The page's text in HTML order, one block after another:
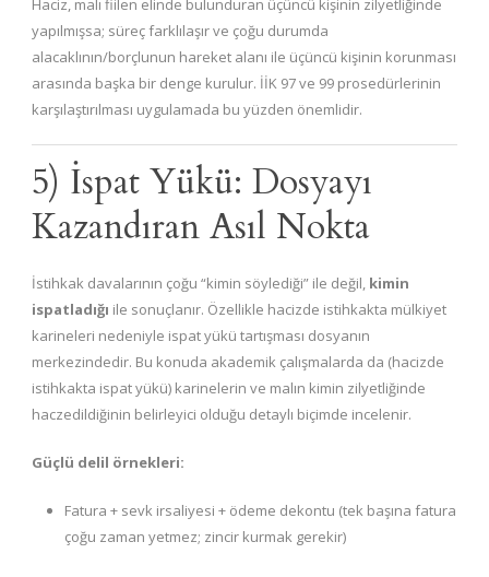
Haciz, malı fiilen elinde bulunduran üçüncü kişinin zilyetliğinde
yapılmışsa; süreç farklılaşır ve çoğu durumda
alacaklının/borçlunun hareket alanı ile üçüncü kişinin korunması
arasında başka bir denge kurulur. İİK 97 ve 99 prosedürlerinin
karşılaştırılması uygulamada bu yüzden önemlidir.
5) İspat Yükü: Dosyayı
Kazandıran Asıl Nokta
İstihkak davalarının çoğu “kimin söylediği” ile değil, kimin
ispatladığı ile sonuçlanır. Özellikle hacizde istihkakta mülkiyet
karineleri nedeniyle ispat yükü tartışması dosyanın
merkezindedir. Bu konuda akademik çalışmalarda da (hacizde
istihkakta ispat yükü) karinelerin ve malın kimin zilyetliğinde
haczedildiğinin belirleyici olduğu detaylı biçimde incelenir.
Güçlü delil örnekleri:
Fatura + sevk irsaliyesi + ödeme dekontu (tek başına fatura
çoğu zaman yetmez; zincir kurmak gerekir)